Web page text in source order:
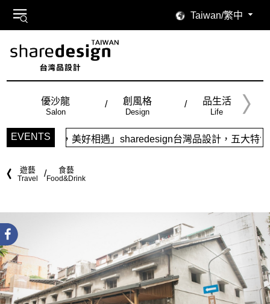
Taiwan/繁中
優沙龍
Salon
創風格
Design
品生活
Life
EVENTS
美好相遇」sharedesign台灣品設計，五大特色主題，簡潔視
遊藝
Travel
食藝
Food&Drink